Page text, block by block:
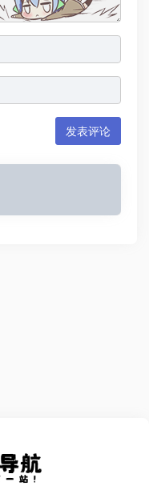
发表评论